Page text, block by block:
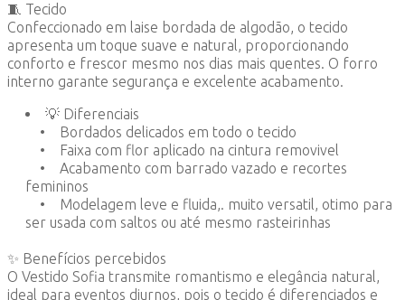
🧵 Tecido
Confeccionado em laise bordada de algodão, o tecido
apresenta um toque suave e natural, proporcionando
conforto e frescor mesmo nos dias mais quentes. O forro
interno garante segurança e excelente acabamento.
💡 Diferenciais
• Bordados delicados em todo o tecido
• Faixa com flor aplicado na cintura removivel
• Acabamento com barrado vazado e recortes
femininos
• Modelagem leve e fluida,. muito versatil, otimo para
ser usada com saltos ou até mesmo rasteirinhas
✨ Benefícios percebidos
O Vestido Sofia transmite romantismo e elegância natural,
ideal para eventos diurnos, pois o tecido é diferenciados e